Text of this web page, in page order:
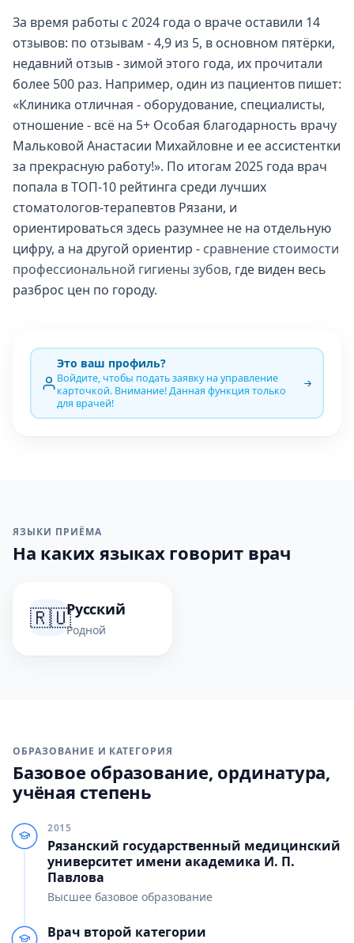
За время работы с 2024 года о враче оставили 14
отзывов: по отзывам - 4,9 из 5, в основном пятёрки,
недавний отзыв - зимой этого года, их прочитали
более 500 раз. Например, один из пациентов пишет:
«Клиника отличная - оборудование, специалисты,
отношение - всë на 5+ Особая благодарность врачу
Мальковой Анастасии Михайловне и ее ассистентки
за прекрасную работу!». По итогам 2025 года врач
попала в ТОП-10 рейтинга среди лучших
стоматологов-терапевтов Рязани, и
ориентироваться здесь разумнее не на отдельную
цифру, а на другой ориентир - сравнение стоимости
профессиональной гигиены зубов, где виден весь
разброс цен по городу.
Это ваш профиль?
Войдите, чтобы подать заявку на управление
карточкой. Внимание! Данная функция только
для врачей!
ЯЗЫКИ ПРИЁМА
На каких языках говорит врач
🇷🇺Русский
Родной
ОБРАЗОВАНИЕ И КАТЕГОРИЯ
Базовое образование, ординатура,
учёная степень
2015
Рязанский государственный медицинский
университет имени академика И. П.
Павлова
Высшее базовое образование
Врач второй категории